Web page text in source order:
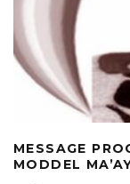
MESSAGE
MODDEL